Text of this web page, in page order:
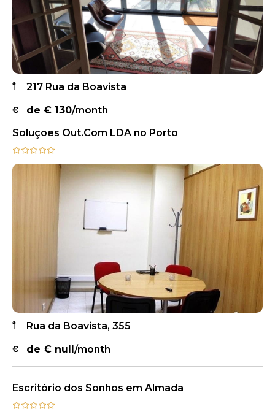
217 Rua da Boavista
de € 130/month
Soluções Out.Com LDA no Porto
Rua da Boavista, 355
de € null /month
Escritório dos Sonhos em Almada